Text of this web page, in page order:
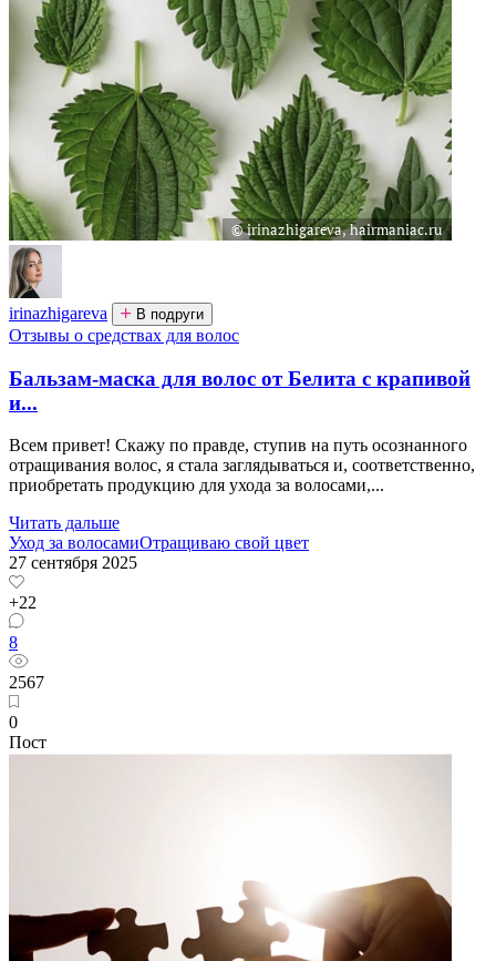
irinazhigareva В подруги
Отзывы о средствах для волос
Бальзам-маска для волос от Белита с крапивой
и...
Всем привет! Скажу по правде, ступив на путь осознанного
отращивания волос, я стала заглядываться и, соответственно,
приобретать продукцию для ухода за волосами,...
Читать дальше
Уход за волосамиОтращиваю свой цвет
27 сентября 2025
+22
8
2567
0
Пост